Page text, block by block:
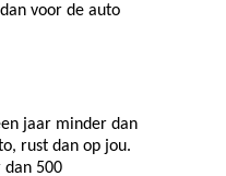
voor de auto
jaar minder dan
rust dan op jou.
500